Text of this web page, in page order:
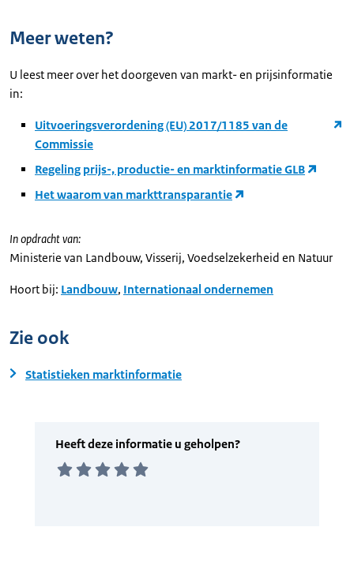
Meer weten?
U leest meer over het doorgeven van markt- en prijsinformatie
in:
Uitvoeringsverordening (EU) 2017/1185 van de
Commissie
Regeling prijs-, productie- en marktinformatie GLB
Het waarom van markttransparantie
In opdracht van:
Ministerie van Landbouw, Visserij, Voedselzekerheid en Natuur
Hoort bij: Landbouw, Internationaal ondernemen
Zie ook
Statistieken marktinformatie